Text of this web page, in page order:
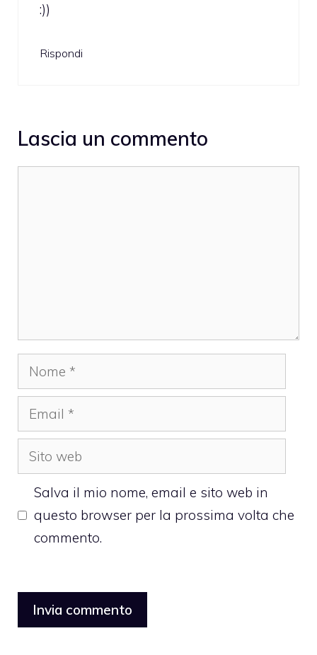
:))
Rispondi
Lascia un commento
Nome
Email
Sito
web
Salva il mio nome, email e sito web in
questo browser per la prossima volta che
commento.